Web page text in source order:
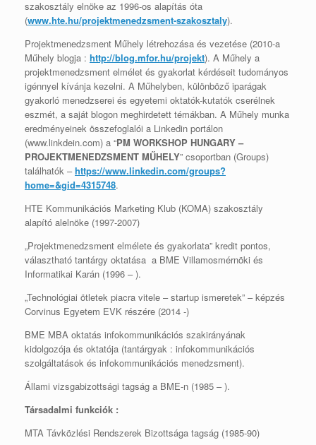
szakosztály elnöke az 1996-os alapítás óta
(www.hte.hu/projektmenedzsment-szakosztaly).
Projektmenedzsment Műhely létrehozása és vezetése (2010-a
Műhely blogja : http://blog.mfor.hu/projekt). A Műhely a
projektmenedzsment elmélet és gyakorlat kérdéseit tudományos
igénnyel kívánja kezelni. A Műhelyben, különböző iparágak
gyakorló menedzserei és egyetemi oktatók-kutatók cserélnek
eszmét, a saját blogon meghirdetett témákban. A Műhely munka
eredményeinek összefoglalói a Linkedin portálon
(www.linkdein.com) a “PM WORKSHOP HUNGARY –
PROJEKTMENEDZSMENT MŰHELY” csoportban (Groups)
találhatók –https://www.linkedin.com/groups?
home=&gid=4315748.
HTE Kommunikációs Marketing Klub (KOMA) szakosztály
alapító alelnöke (1997-2007)
„Projektmenedzsment elmélete és gyakorlata” kredit pontos,
választható tantárgy oktatása a BME Villamosmérnöki és
Informatikai Karán (1996 – ).
„Technológiai ötletek piacra vitele – startup ismeretek” – képzés
Corvinus Egyetem EVK részére (2014 -)
BME MBA oktatás infokommunikációs szakirányának
kidolgozója és oktatója (tantárgyak : infokommunikációs
szolgáltatások és infokommunikációs menedzsment).
Állami vizsgabizottsági tagság a BME-n (1985 – ).
Társadalmi funkciók :
MTA Távközlési Rendszerek Bizottsága tagság (1985-90)